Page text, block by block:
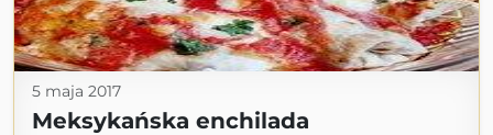
5 maja 2017
Meksykańska enchilada